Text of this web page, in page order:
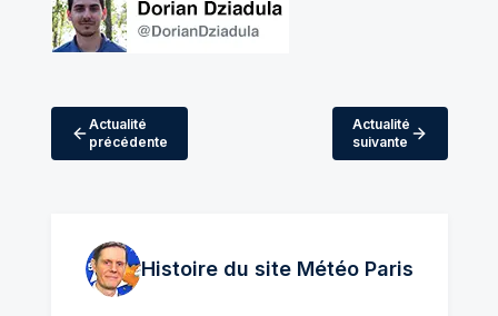
Actualité
précédente
Actualité
suivante
Histoire du site MétéoParis